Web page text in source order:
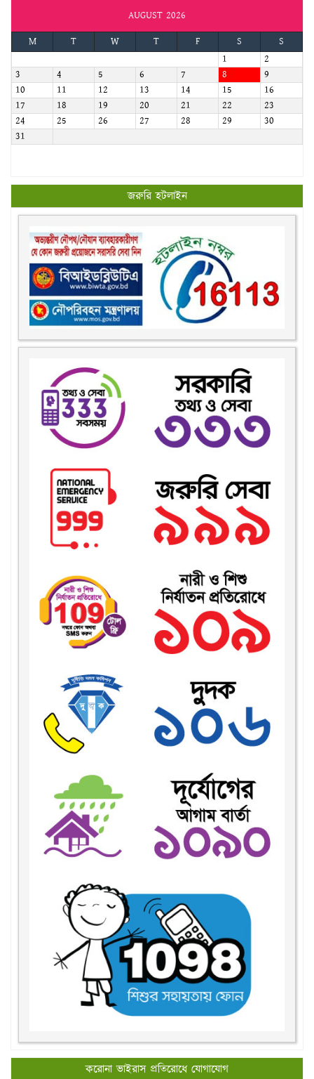
AUGUST 2026
M
T W T F S
S
1
2
3
4 5 6 7 8
9
10
11 12 13 14 15
16
17
18 19 20 21 22
23
24
25 26 27 28 29
30
31
জরুরি হটলাইন
করোনা ভাইরাস প্রতিরোধে যোগাযোগ